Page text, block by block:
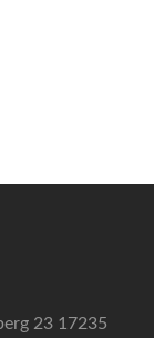
23 17235